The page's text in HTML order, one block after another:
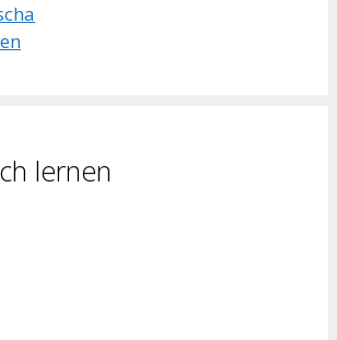
lernen